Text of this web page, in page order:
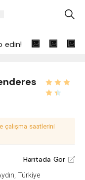
A
edin!
çalışma saatlerini
Haritada Gör V
Türkiye